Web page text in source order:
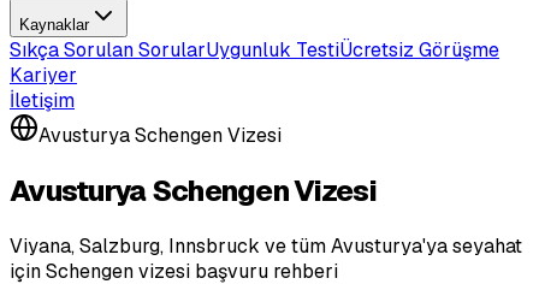
Kaynaklar
Sıkça Sorulan SorularUygunluk TestiÜcretsiz Görüşme
Kariyer
İletişim
Avusturya Schengen Vizesi
Avusturya Schengen Vizesi
Viyana, Salzburg, Innsbruck ve tüm Avusturya'ya seyahat
için Schengen vizesi başvuru rehberi